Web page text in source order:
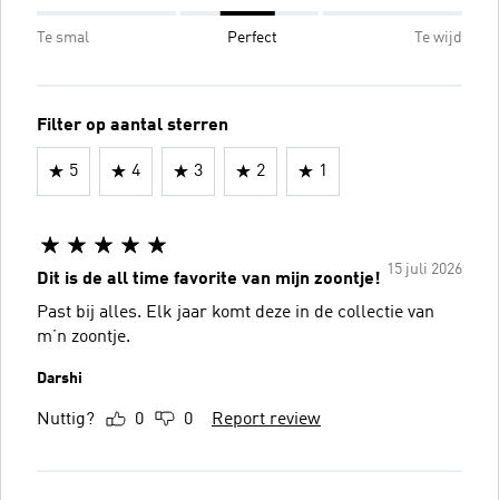
Te smal Perfect Te wijd
Filter op aantal sterren
5 4 3 2 1
15 juli 2026
Dit is de all time favorite van mijn zoontje!
Past bij alles. Elk jaar komt deze in de collectie van
m’n zoontje.
Darshi
Nuttig? 0 0 Report review